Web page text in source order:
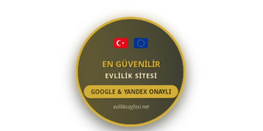
EN GÜVENİLİR
EVLİLİK SİTESİ
GOOGLE & YANDEX ONAYLI
evliliksayfasi.net